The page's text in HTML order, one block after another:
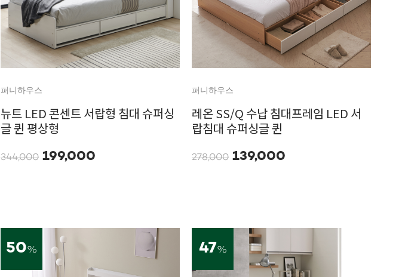
퍼니하우스
뉴트 LED 콘센트 서랍형 침대 슈퍼싱
글 퀸 평상형
344,000 199,000
퍼니하우스
레온 SS/Q 수납 침대프레임 LED 서
랍침대 슈퍼싱글 퀸
278,000 139,000
50% 47%